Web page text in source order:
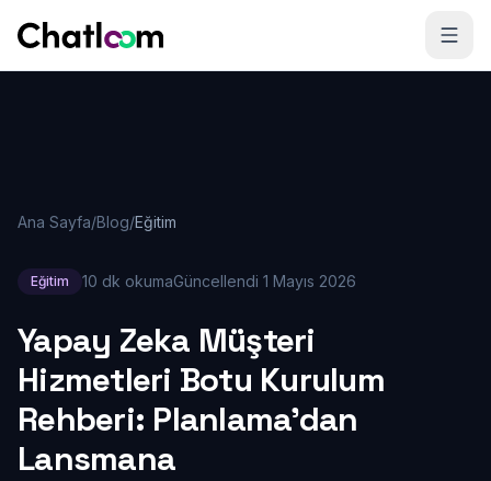
Ana Sayfa/Blog/Eğitim
Eğitim 10 dk okumaGüncellendi 1 Mayıs 2026
Yapay Zeka Müşteri
Hizmetleri Botu Kurulum
Rehberi: Planlama'dan
Lansmana